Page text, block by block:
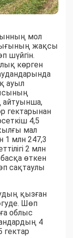
мол
жақсы
шүйгін.
көрген
ауыл
айтуынша,
гектарынан
4,5
мал
1 млн 247,3
2 млн
өткен
сақтаулы
қызған
Шөп
облыс
4
гектар